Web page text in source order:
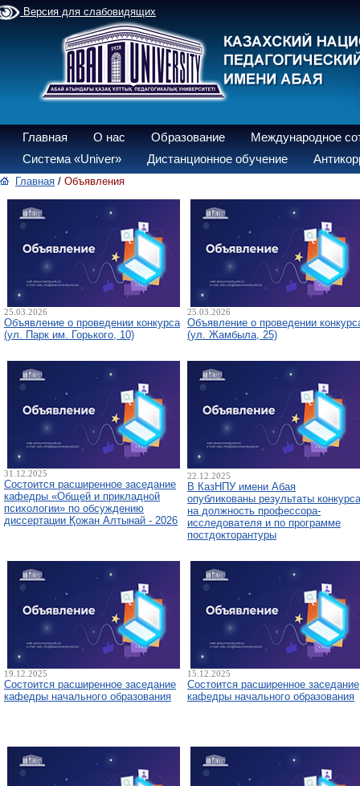
Версия для слабовидящих
Главная О нас Образование
Международное
Система «Univer»
Дистанционное обучение
Главная / Объявления
25.03.2026
Объявление о проведении конкурса
(ул. Парк им. Горького, 10)
25.03.2026
Объявление о проведении
(ул. Жамбыла, 25)
31.12.2025
Состоится расширенное заседание
кафедры «Общей и прикладной
психологии» по обсуждению
диссертации Қожан Алтынай - 2026
22.12.2025
В КазНПУ имени Абая
опубликованы результаты конкурса
на должность профессора-
исследователя и по программе
постдокторантуры
19.12.2025
Состоится расширенное заседание
кафедры начального образования
15.12.2025
Состоится расширенное заседание
кафедры начального образования